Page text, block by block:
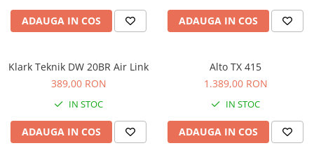
Proiectoare
Scene şi Ring-uri de Dans
Instrumente Muzicale
Chitare si bass
Claviaturi
Instrumente cu arcus
Instrumente de percutie
ADAUGA IN COS ADAUGA IN COS
Klark Teknik DW 20BR Air Link
389,00 RON
IN STOC
ADAUGA IN COS
Alto TX 415
1.389,00 RON
IN STOC
ADAUGA IN COS